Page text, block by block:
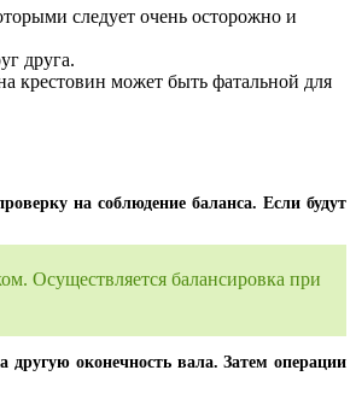
следует очень осторожно и
друга.
крестовин может быть фатальной для
на соблюдение баланса. Если будут
Осуществляется балансировка при
другую оконечность вала. Затем операции